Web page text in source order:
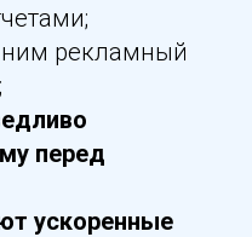
рекламный
перед
ускоренные